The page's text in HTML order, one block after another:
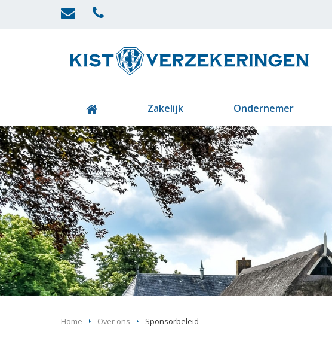
Zakelijk Ondernemer
Home Over ons Sponsorbeleid